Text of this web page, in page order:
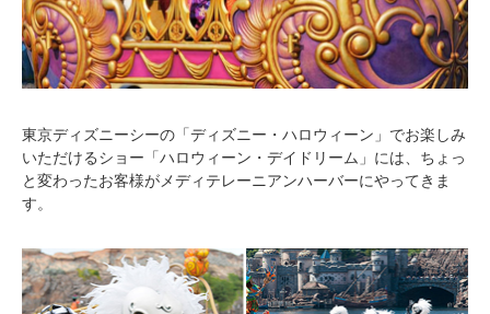
東京ディズニーシーの「ディズニー・ハロウィーン」でお楽しみ
いただけるショー「ハロウィーン・デイドリーム」には、ちょっ
と変わったお客様がメディテレーニアンハーバーにやってきま
す。